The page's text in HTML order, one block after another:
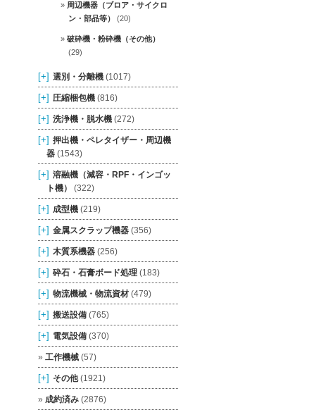
周辺機器（ブロア・サイクロ
ン・部品等）
(20)
破砕機・粉砕機（その他）
(29)
[+] 選別・分離機(1017)
[+] 圧縮梱包機(816)
[+] 洗浄機・脱水機(272)
[+] 押出機・ペレタイザー・周辺機
器(1543)
[+] 溶融機（減容・RPF・インゴッ
ト機）
(322)
[+] 成型機(219)
[+] 金属スクラップ機器(356)
[+] 木質系機器(256)
[+] 砕石・石膏ボード処理(183)
[+] 物流機械・物流資材(479)
[+] 搬送設備(765)
[+] 電気設備(370)
工作機械(57)
[+] その他(1921)
成約済み(2876)